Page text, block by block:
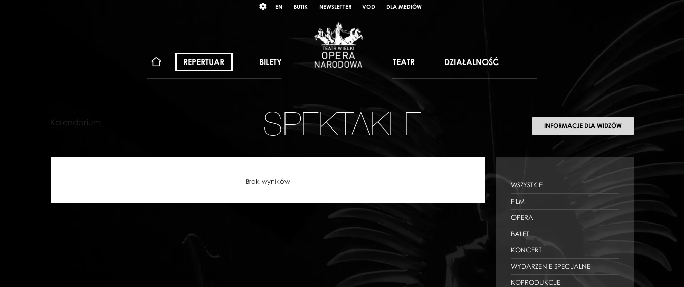
język
EN BUTIK NEWSLETTER VOD DLA MEDIÓW
REPERTUAR BILETY TEATR DZIAŁALNOŚĆ
SPEKTAKLE
Kalendarium INFORMACJE DLA WIDZÓW
Brak wyników
WSZYSTKIE
FILM
OPERA
BALET
KONCERT
WYDARZENIE SPECJALNE
KOPRODUKCJE